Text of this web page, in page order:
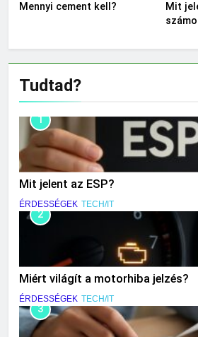
Mennyi cement kell?
Mit
Tudtad?
1
Mit jelent az ESP?
ÉRDESSÉGEK TECH/IT
2
Miért világít a motorhiba jelzés?
ÉRDESSÉGEK TECH/IT
3